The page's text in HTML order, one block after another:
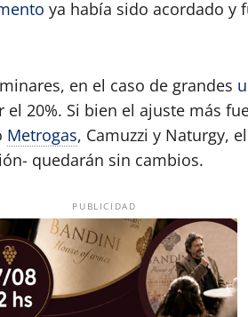
ya había sido acordado y
en el caso de grandes
20%. Si bien el ajuste más
Metrogas, Camuzzi y Naturgy,
quedarán sin cambios.
PUBLICIDAD